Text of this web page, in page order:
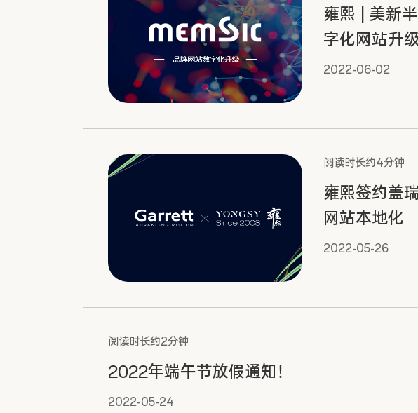
雍熙 | 美新
字化网站升
2022-06-02
阅读时长约4分钟
雍熙签约盖
网站本地化
2022-05-26
阅读时长约2分钟
2022年端午节放假通知！
2022-05-24